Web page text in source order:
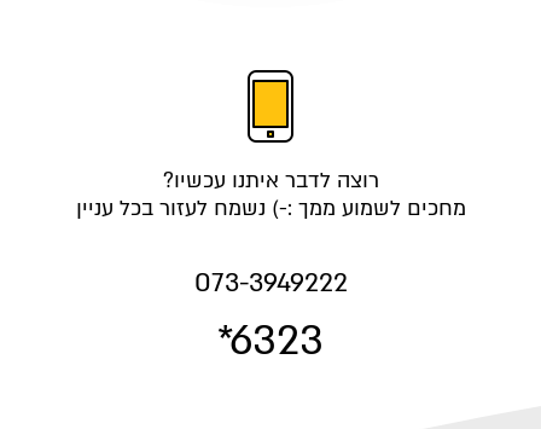
רוצה לדבר איתנו עכשיו?
מחכים לשמוע ממך :-) נשמח לעזור בכל עניין
073-3949222
*6323